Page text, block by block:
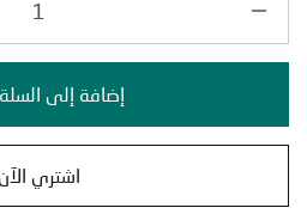
إضافة إلى السلة
اشتري الآن